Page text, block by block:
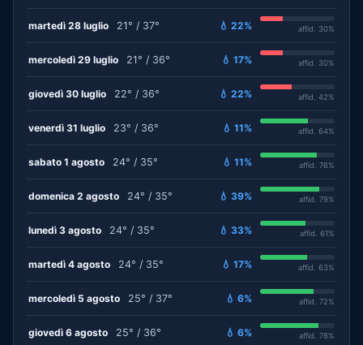
martedì 28 luglio 21° / 37° 💧 22% affid. 30%
mercoledì 29 luglio 21° / 36° 💧 17% affid. 30%
giovedì 30 luglio 22° / 36° 💧 22% affid. 42%
venerdì 31 luglio 23° / 36° 💧 11% affid. 64%
sabato 1 agosto 24° / 35° 💧 11% affid. 76%
domenica 2 agosto 24° / 35° 💧 39% affid. 79%
lunedì 3 agosto 24° / 35° 💧 33% affid. 61%
martedì 4 agosto 24° / 35° 💧 17% affid. 63%
mercoledì 5 agosto 25° / 37° 💧 6% affid. 72%
giovedì 6 agosto 25° / 36° 💧 6% affid. 78%